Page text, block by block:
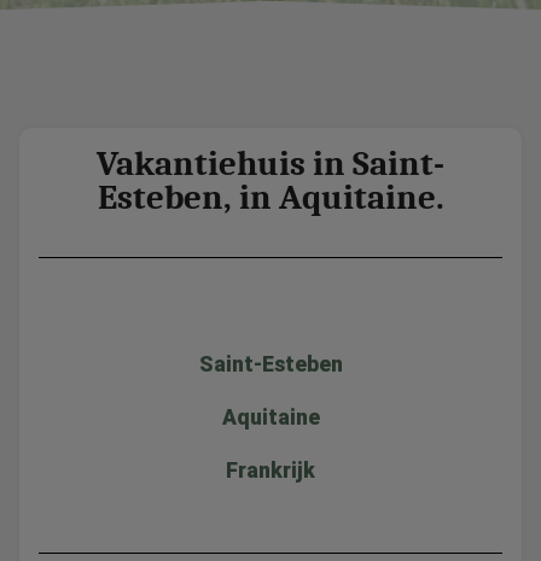
Vakantiehuis in Saint-
Esteben, in Aquitaine.
Saint-Esteben
Aquitaine
Frankrijk